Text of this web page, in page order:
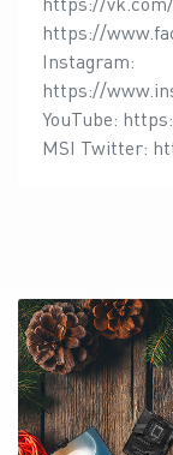
https://
Instagram:
https://
YouTube:
MSI Twitter: